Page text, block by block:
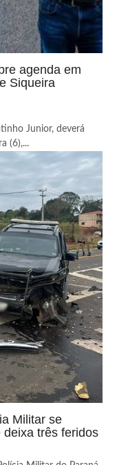
agenda em
Siqueira
Junior, deverá
(6),...
Militar se
três feridos